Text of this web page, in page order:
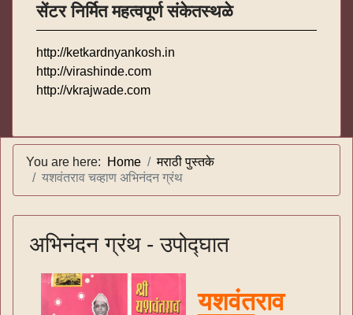
सेंटर निर्मित महत्वपूर्ण संकेतस्थळे
http://ketkardnyankosh.in
http://virashinde.com
http://vkrajwade.com
You are here: Home
मराठी पुस्तके
यशवंतराव चव्हाण अभिनंदन ग्रंथ
अभिनंदन ग्रंथ - उपोद्घात
यशवंतराव